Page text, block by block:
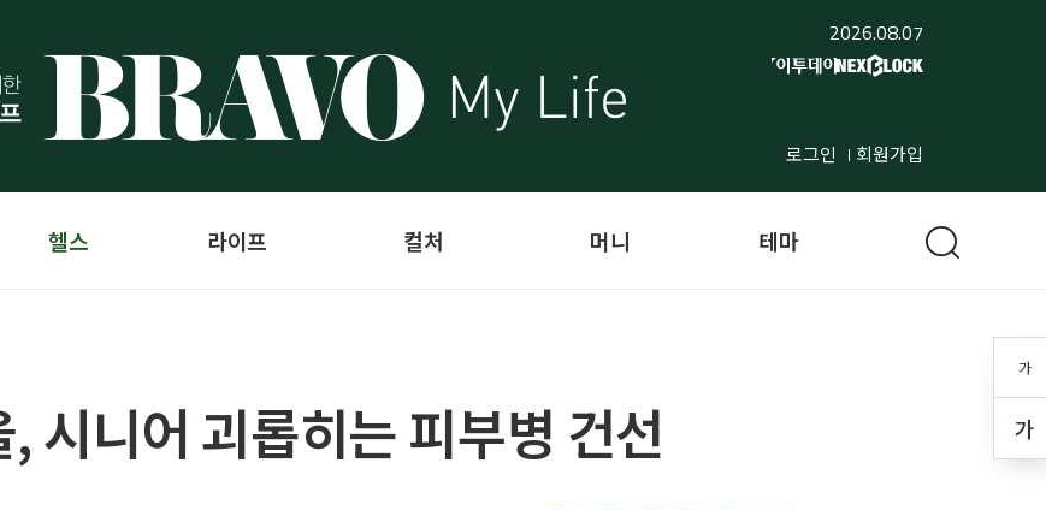
2026.08.07
로그인 회원가입
가
가
헬스 라이프 컬처 머니 테마
시니어 괴롭히는 피부병 건선